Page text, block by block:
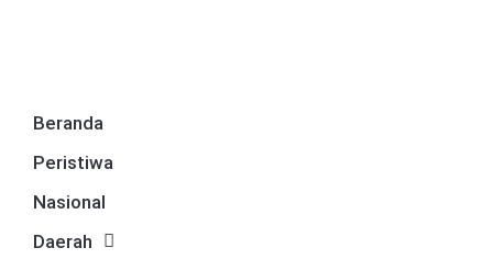
Beranda
Peristiwa
Nasional
Daerah